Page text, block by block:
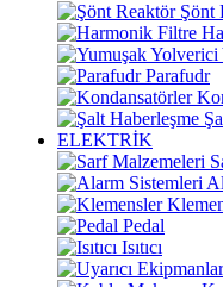
Şönt
Parafudr
ELEKTRİK
Pedal
Isıtıcı